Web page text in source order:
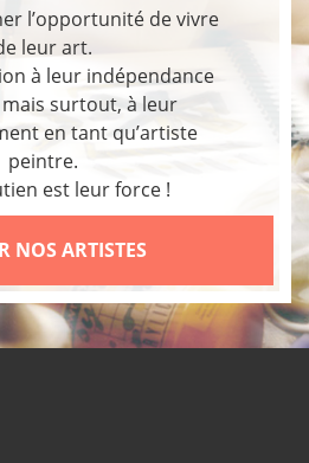
l’opportunité de vivre
leur art.
à leur indépendance
surtout, à leur
en tant qu’artiste
peintre.
est leur force !
NOS ARTISTES